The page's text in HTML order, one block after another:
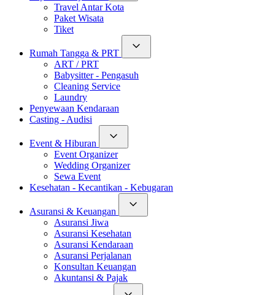
Travel Antar Kota
Paket Wisata
Tiket
Rumah Tangga & PRT
ART / PRT
Babysitter - Pengasuh
Cleaning Service
Laundry
Penyewaan Kendaraan
Casting - Audisi
Event & Hiburan
Event Organizer
Wedding Organizer
Sewa Event
Kesehatan - Kecantikan - Kebugaran
Asuransi & Keuangan
Asuransi Jiwa
Asuransi Kesehatan
Asuransi Kendaraan
Asuransi Perjalanan
Konsultan Keuangan
Akuntansi & Pajak